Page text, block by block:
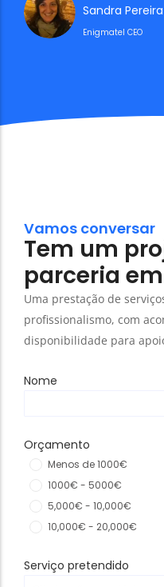
Sandra Pereira
Enigmatel CEO
Vamos conversar
Tem um
parceria
Uma prestação de
profissionalismo, com
disponibilidade para
Nome
Orçamento
Menos de 1000€
1000€ - 5000€
5,000€ - 10,000€
10,000€ - 20,000€
Serviço pretendido